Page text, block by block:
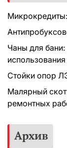
Чаны для
использования
Стойки опор
Малярный
ремонтных
Архив